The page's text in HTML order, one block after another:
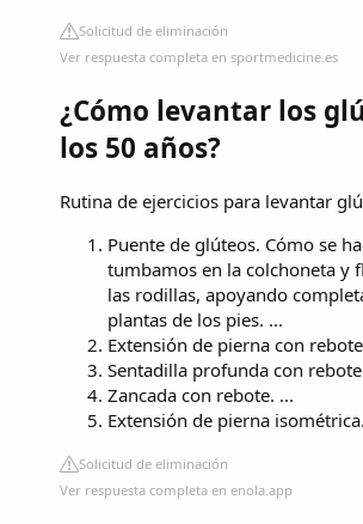
Solicitud de eliminación
Ver respuesta completa en sportmedicine.es
¿Cómo levantar los
los 50 años?
Rutina de ejercicios para levantar
Puente de glúteos. Cómo se
tumbamos en la colchoneta y
las rodillas, apoyando
plantas de los pies. ...
Extensión de pierna con
Sentadilla profunda con
Zancada con rebote. ...
Extensión de pierna isométrica.
Solicitud de eliminación
Ver respuesta completa en enola.app